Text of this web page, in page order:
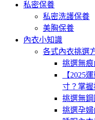
私密保養
私密洗護保養
美胸保養
內衣小知識
各式內衣挑選
挑選無痕
【2025
寸？掌握
挑選無
挑選孕婦